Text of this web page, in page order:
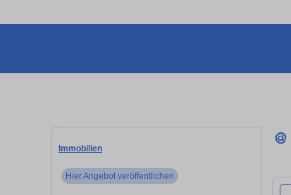
Immobilien
Hier Angebot veröffentlichen